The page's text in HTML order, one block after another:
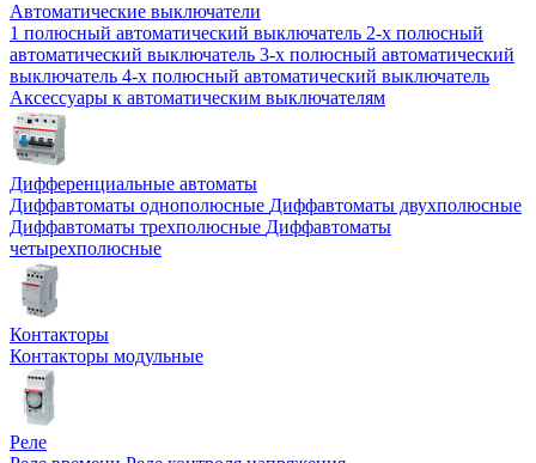
Автоматические выключатели
1 полюсный автоматический выключатель 2-х полюсный
автоматический выключатель 3-х полюсный автоматический
выключатель 4-х полюсный автоматический выключатель
Аксессуары к автоматическим выключателям
Дифференциальные автоматы
Диффавтоматы однополюсные Диффавтоматы двухполюсные
Диффавтоматы трехполюсные Диффавтоматы
четырехполюсные
Контакторы
Контакторы модульные
Реле